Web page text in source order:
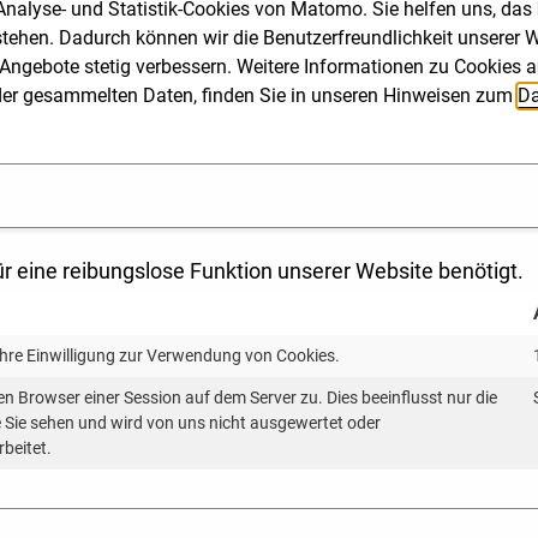
Vorfeld)
und Partner
BBG und Partner und ist ein Angebot des
Kommunen und Landratsämtern beim Prozess der
in den Fokus, zu denen sich die meisten von
die Möglichkeit bietet, vorgegebene Themen nach
und Statistik-Cookies von Matomo. Sie helfen uns,
Dadurch können wir die Benutzerfreundlichkeit unserer
stetig verbessern. Weitere Informationen zu Cookies
gesammelten Daten, finden Sie in unseren Hinweisen zum
eine reibungslose Funktion unserer Website benötigt.
Einwilligung zur Verwendung von Cookies.
Browser einer Session auf dem Server zu. Dies beeinflusst nur die
Sie sehen und wird von uns nicht ausgewertet oder